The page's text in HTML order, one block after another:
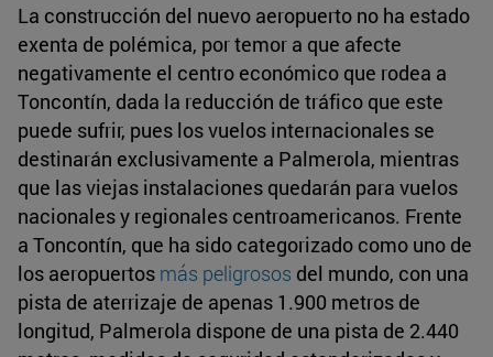
La construcción del nuevo aeropuerto no ha estado
exenta de polémica, por temor a que afecte
negativamente el centro económico que rodea a
Toncontín, dada la reducción de tráfico que este
puede sufrir, pues los vuelos internacionales se
destinarán exclusivamente a Palmerola, mientras
que las viejas instalaciones quedarán para vuelos
nacionales y regionales centroamericanos. Frente
a Toncontín, que ha sido categorizado como uno de
los aeropuertos más peligrosos del mundo, con una
pista de aterrizaje de apenas 1.900 metros de
longitud, Palmerola dispone de una pista de 2.440